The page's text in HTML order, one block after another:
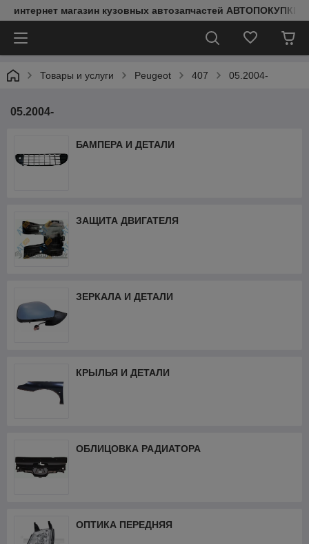
интернет магазин кузовных автозапчастей АВТОПОКУПКИ
Товары и услуги Peugeot 407 05.2004-
05.2004-
БАМПЕРА И ДЕТАЛИ
ЗАЩИТА ДВИГАТЕЛЯ
ЗЕРКАЛА И ДЕТАЛИ
КРЫЛЬЯ И ДЕТАЛИ
ОБЛИЦОВКА РАДИАТОРА
ОПТИКА ПЕРЕДНЯЯ